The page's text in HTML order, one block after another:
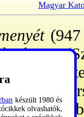
Magyar
I.
a g.kel.
készült 1980 és
olvashatók,